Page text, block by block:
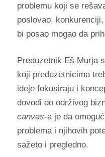
problemu koji se
poslovao,
bi posao mogao da
Preduzetnik Eš Murja
koji preduzetnicima
ideje fokusiraju i
dovodi do održivog
canvas-a je da
problema i njihovih
sažeto i pregledno.